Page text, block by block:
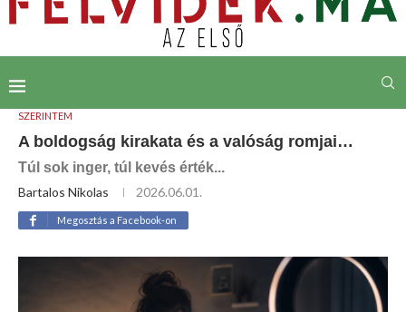
SZERINTEM
A boldogság kirakata és a valóság romjai…
Túl sok inger, túl kevés érték...
Bartalos Nikolas
2026.06.01.
Megosztás a Facebook-on